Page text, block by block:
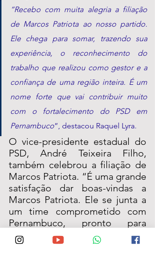
“Recebo com muita alegria a filiação
de Marcos Patriota ao nosso partido.
Ele chega para somar, trazendo sua
experiência, o reconhecimento do
trabalho que realizou como gestor e a
confiança de uma região inteira. É um
nome forte que vai contribuir muito
com o fortalecimento do PSD em
Pernambuco”, destacou Raquel Lyra.
O vice-presidente estadual do
PSD, André Teixeira Filho,
também celebrou a filiação de
Marcos Patriota. “É uma grande
satisfação dar boas-vindas a
Marcos Patriota. Ele se junta a
um time comprometido com
Pernambuco, pronto para
trabalhar pelo desenvolvimento
do estado e pelo bem-estar da